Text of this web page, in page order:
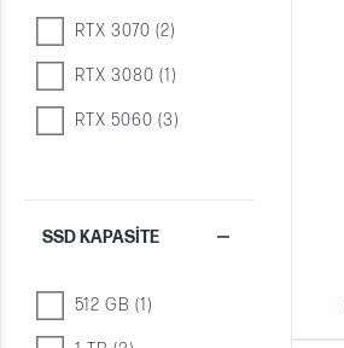
RTX 3070 (2)
RTX 3080 (1)
RTX 5060 (3)
SSD KAPASITE
512 GB (1)